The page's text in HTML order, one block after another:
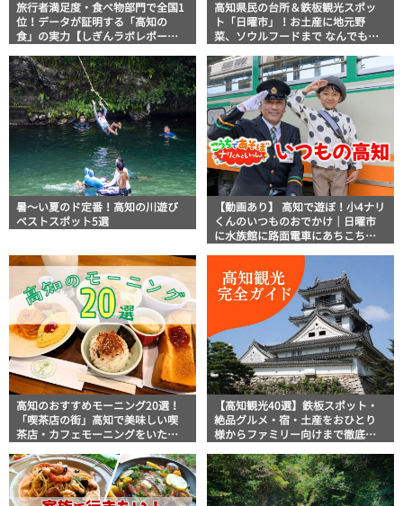
旅行者満足度・食べ物部門で全国1
位！データが証明する「高知の
食」の実力【しぎんラボレポー
高知県民の台所＆鉄板観光スポッ
ト「日曜市」！お土産に地元野
菜、ソウルフードまで なんでもそ
説！
暑～い夏のド定番！高知の川遊び
ベストスポット5選
【動画あり】 高知で遊ぼ！小4ナリ
くんのいつものおでかけ｜日曜市
に水族館に路面電車にあちこち巡
高知のおすすめモーニング20選！
「喫茶店の街」高知で美味しい喫
茶店・カフェモーニングをいただ
【高知観光40選】鉄板スポット・
絶品グルメ・宿・土産をおひとり
様からファミリー向けまで徹底解